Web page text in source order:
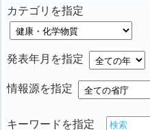
カテゴリを指定
発表年月を指定
情報源を指定
キーワードを指定